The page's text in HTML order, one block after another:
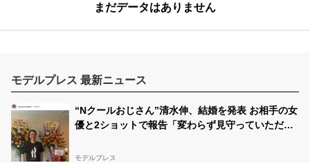
まだデータはありません
モデルプレス 最新ニュース
“Nクールおじさん”清水伸、結婚を発表 お相手の女
優と2ショットで報告「変わらず見守っていただけ
モデルプレス